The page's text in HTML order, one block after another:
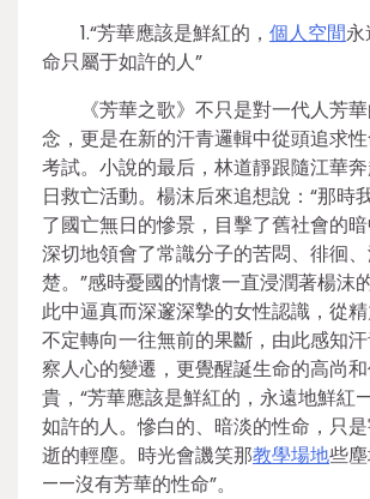
1.“芳華應該是鮮紅的， 個人空間
命只屬于如許的人”
《芳華之歌》不只是對一代人芳
念，更是在新的汗青邏輯中從頭追求
考試。小說的最后，林道靜跟隨江華奔
日救亡活動。楊沫后來追想說：“那時
了國亡無日的慘景，目擊了舊社會的
深切地領會了常識分子的苦悶、徘徊
楚。”感時憂國的情懷一直浸潤著楊沫
此中逼真而深邃深摯的女性認識，從
不定轉向一往無前的果斷，由此感知
察人心的變遷，更覺醒誕生命的高尚
貴，“芳華應該是鮮紅的，永遠地鮮
如許的人。慘白的、暗淡的性命，只
逝的輕塵。時光會譏笑那教學場地些
——沒有芳華的性命”。